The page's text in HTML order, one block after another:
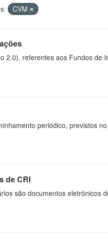
CVM
2.0), referentes aos Fundos de
periódico, previstos
de CRI
são documentos eletrônicos